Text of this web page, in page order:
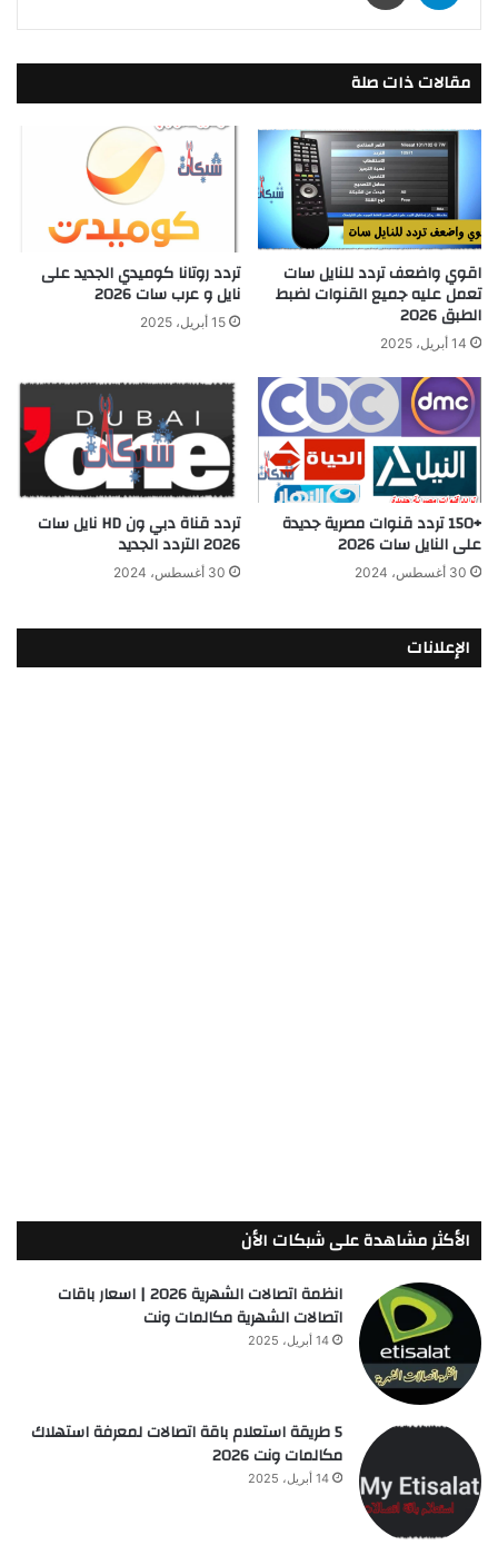
مقالات ذات صلة
اقوي واضعف تردد للنايل سات
تعمل عليه جميع القنوات لضبط
الطبق 2026
14 أبريل، 2025
تردد روتانا كوميدي الجديد على
نايل و عرب سات 2026
15 أبريل، 2025
+150 تردد قنوات مصرية جديدة
على النايل سات 2026
30 أغسطس، 2024
تردد قناة دبي ون HD نايل سات
2026 التردد الجديد
30 أغسطس، 2024
الإعلانات
الأكثر مشاهدة على شبكات الأن
انظمة اتصالات الشهرية 2026 | اسعار باقات
اتصالات الشهرية مكالمات ونت
14 أبريل، 2025
5 طريقة استعلام باقة اتصالات لمعرفة استهلاك
مكالمات ونت 2026
14 أبريل، 2025